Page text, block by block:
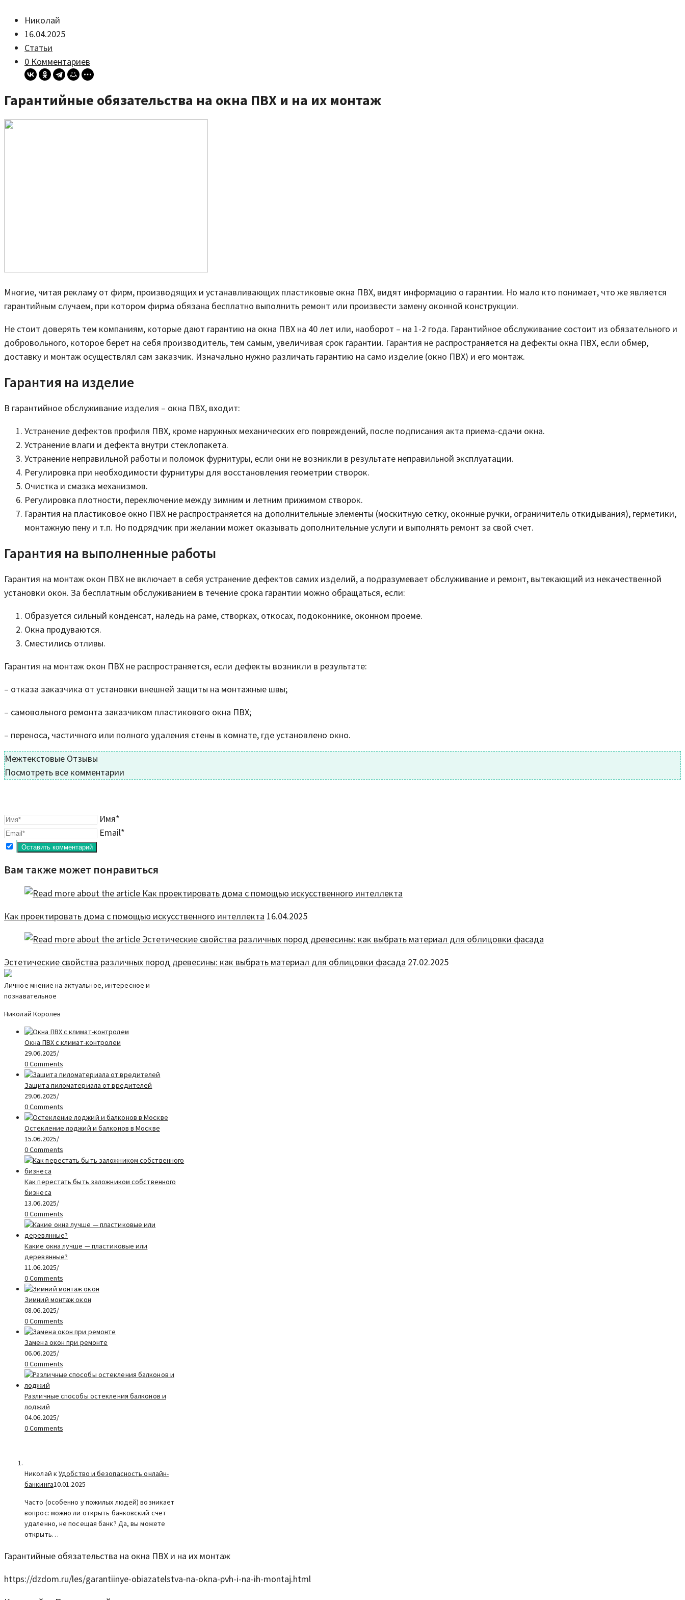
Николай
16.04.2025
Статьи
0 Комментариев
Гарантийные обязательства на окна ПВХ и на их монтаж
Многие, читая рекламу от фирм, производящих и устанавливающих пластиковые окна ПВХ, видят информацию о гарантии. Но мало кто понимает, что же является
гарантийным случаем, при котором фирма обязана бесплатно выполнить ремонт или произвести замену оконной конструкции.
Не стоит доверять тем компаниям, которые дают гарантию на окна ПВХ на 40 лет или, наоборот – на 1-2 года. Гарантийное обслуживание состоит из обязательного и
добровольного, которое берет на себя производитель, тем самым, увеличивая срок гарантии. Гарантия не распространяется на дефекты окна ПВХ, если обмер,
доставку и монтаж осуществлял сам заказчик. Изначально нужно различать гарантию на само изделие (окно ПВХ) и его монтаж.
Гарантия на изделие
В гарантийное обслуживание изделия – окна ПВХ, входит:
Устранение дефектов профиля ПВХ, кроме наружных механических его повреждений, после подписания акта приема-сдачи окна.
Устранение влаги и дефекта внутри стеклопакета.
Устранение неправильной работы и поломок фурнитуры, если они не возникли в результате неправильной эксплуатации.
Регулировка при необходимости фурнитуры для восстановления геометрии створок.
Очистка и смазка механизмов.
Регулировка плотности, переключение между зимним и летним прижимом створок.
Гарантия на пластиковое окно ПВХ не распространяется на дополнительные элементы (москитную сетку, оконные ручки, ограничитель откидывания), герметики,
монтажную пену и т.п. Но подрядчик при желании может оказывать дополнительные услуги и выполнять ремонт за свой счет.
Гарантия на выполненные работы
Гарантия на монтаж окон ПВХ не включает в себя устранение дефектов самих изделий, а подразумевает обслуживание и ремонт, вытекающий из некачественной
установки окон. За бесплатным обслуживанием в течение срока гарантии можно обращаться, если:
Образуется сильный конденсат, наледь на раме, створках, откосах, подоконнике, оконном проеме.
Окна продуваются.
Сместились отливы.
Гарантия на монтаж окон ПВХ не распространяется, если дефекты возникли в результате:
– отказа заказчика от установки внешней защиты на монтажные швы;
– самовольного ремонта заказчиком пластикового окна ПВХ;
– переноса, частичного или полного удаления стены в комнате, где установлено окно.
Межтекстовые Отзывы
Посмотреть все комментарии
Имя*
Email*
Вам также может понравиться
Как проектировать дома с помощью искусственного интеллекта 16.04.2025
Эстетические свойства различных пород древесины: как выбрать материал для облицовки фасада 27.02.2025
Личное мнение на актуальное, интересное и
познавательное
Николай Королев
Окна ПВХ с климат-контролем
29.06.2025/
0 Comments
Защита пиломатериала от вредителей
29.06.2025/
0 Comments
Остекление лоджий и балконов в Москве
15.06.2025/
0 Comments
Как перестать быть заложником собственного
бизнеса
13.06.2025/
0 Comments
Какие окна лучше — пластиковые или
деревянные?
11.06.2025/
0 Comments
Зимний монтаж окон
08.06.2025/
0 Comments
Замена окон при ремонте
06.06.2025/
0 Comments
Различные способы остекления балконов и
лоджий
04.06.2025/
0 Comments
Николай кУдобство и безопасность онлайн-
банкинга10.01.2025
Часто (особенно у пожилых людей) возникает
вопрос: можно ли открыть банковский счет
удаленно, не посещая банк? Да, вы можете
открыть…
Гарантийные обязательства на окна ПВХ и на их монтаж
https://dzdom.ru/les/garantiinye-obiazatelstva-na-okna-pvh-i-na-ih-montaj.html